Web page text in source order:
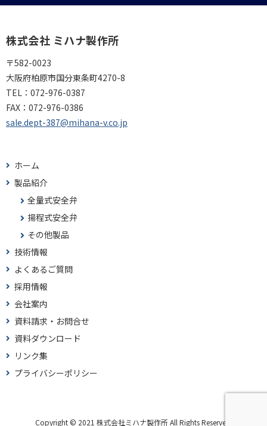
株式会社 ミハナ製作所
〒582-0023
大阪府柏原市国分東条町4270-8
TEL： 072-976-0387
FAX： 072-976-0386
sale.dept-387@mihana-v.co.jp
ホーム
製品紹介
全量式安全弁
揚程式安全弁
その他製品
技術情報
よくあるご質問
採用情報
会社案内
資料請求・お問合せ
資料ダウンロード
リンク集
プライバシーポリシー
Copyright © 2021 株式会社ミハナ製作所 All Rights Reserved.